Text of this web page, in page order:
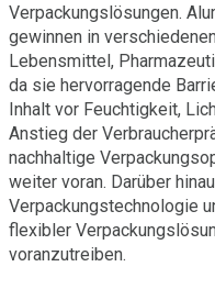
Verpackungslösungen.
gewinnen in
Lebensmittel,
da sie hervorragende
Inhalt vor Feuchtigkeit,
Anstieg der
nachhaltige
weiter voran. Darüber
Verpackungstechnologie
flexibler
voranzutreiben.